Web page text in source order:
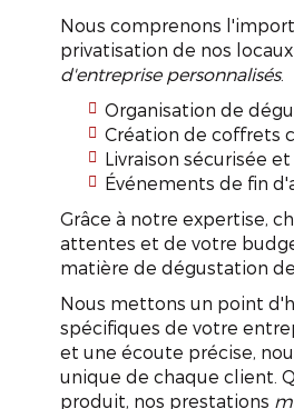
Nous comprenons
privatisation de nos
d'entreprise personnalisés.
Organisation de
Création de coffrets
Livraison sécurisée
Événements de fin
Grâce à notre expertise,
attentes et de votre
matière de dégustation
Nous mettons un point
spécifiques de votre
et une écoute précise,
unique de chaque client.
produit, nos prestations